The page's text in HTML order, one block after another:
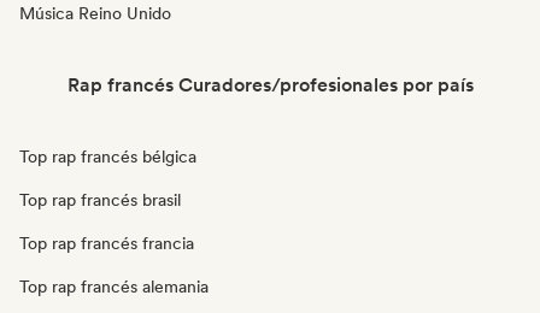
Música Reino Unido
Rap francés Curadores/profesionales por país
Top rap francés bélgica
Top rap francés brasil
Top rap francés francia
Top rap francés alemania